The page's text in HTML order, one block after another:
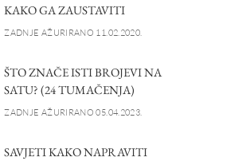
KAKO GA ZAUSTAVITI
ZADNJE AŽURIRANO 11.02.2020.
ŠTO ZNAČE ISTI BROJEVI NA
SATU? (24 TUMAČENJA)
ZADNJE AŽURIRANO 05.04.2023.
SAVJETI KAKO NAPRAVITI